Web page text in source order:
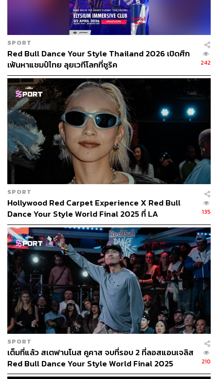
SPORT
Red Bull Dance Your Style Thailand 2026 เปิดศึก
เฟ้นหาแชมป์ไทย ลุยเวทีโลกที่ซูริค
242
SPORT
Hollywood Red Carpet Experience X Red Bull
Dance Your Style World Final 2025 ที่ LA
135
SPORT
เต็มที่แล้ว สเตฟานโนส คูคาส จบที่รอบ 2 ที่ลอสแอนเจลิส
Red Bull Dance Your Style World Final 2025
210